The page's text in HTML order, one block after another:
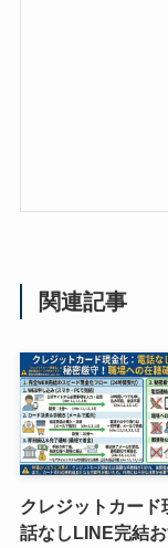
関連記事
クレジットカード
話なしLINE完結